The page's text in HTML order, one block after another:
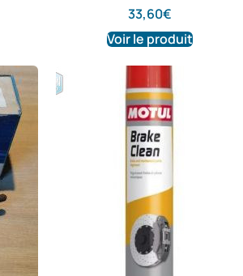
33,60€
Voir le produit